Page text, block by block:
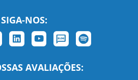
SIGA-NOS: